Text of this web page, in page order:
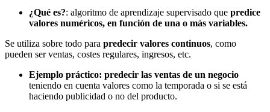
¿Qué es?: algoritmo de aprendizaje supervisado que predice
valores numéricos, en función de una o más variables.
Se utiliza sobre todo para predecir valores continuos, como
pueden ser ventas, costes regulares, ingresos, etc.
Ejemplo práctico: predecir las ventas de un negocio
teniendo en cuenta valores como la temporada o si se está
haciendo publicidad o no del producto.